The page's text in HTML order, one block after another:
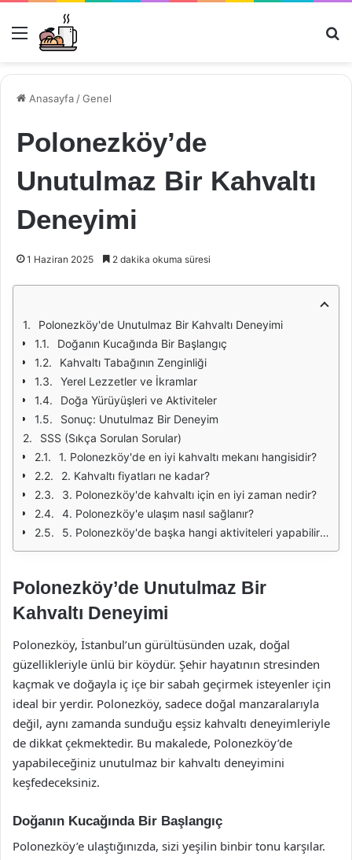
Menü
Anasayfa /Genel
Polonezköy’de
Unutulmaz Bir Kahvaltı
Deneyimi
1 Haziran 2025 2 dakika okuma süresi
Polonezköy'de Unutulmaz Bir Kahvaltı Deneyimi
Doğanın Kucağında Bir Başlangıç
Kahvaltı Tabağının Zenginliği
Yerel Lezzetler ve İkramlar
Doğa Yürüyüşleri ve Aktiviteler
Sonuç: Unutulmaz Bir Deneyim
SSS (Sıkça Sorulan Sorular)
1. Polonezköy'de en iyi kahvaltı mekanı hangisidir?
2. Kahvaltı fiyatları ne kadar?
3. Polonezköy'de kahvaltı için en iyi zaman nedir?
4. Polonezköy'e ulaşım nasıl sağlanır?
5. Polonezköy'de başka hangi aktiviteleri yapabilirim?
Polonezköy’de Unutulmaz Bir
Kahvaltı Deneyimi
Polonezköy, İstanbul’un gürültüsünden uzak, doğal
güzellikleriyle ünlü bir köydür. Şehir hayatının stresinden
kaçmak ve doğayla iç içe bir sabah geçirmek isteyenler için
ideal bir yerdir. Polonezköy, sadece doğal manzaralarıyla
değil, aynı zamanda sunduğu eşsiz kahvaltı deneyimleriyle
de dikkat çekmektedir. Bu makalede, Polonezköy’de
yapabileceğiniz unutulmaz bir kahvaltı deneyimini
keşfedeceksiniz.
Doğanın Kucağında Bir Başlangıç
Polonezköy’e ulaştığınızda, sizi yeşilin binbir tonu karşılar.